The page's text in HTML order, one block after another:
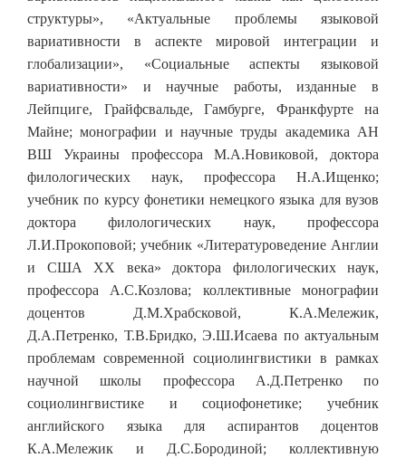
структуры», «Актуальные проблемы языковой
вариативности в аспекте мировой интеграции и
глобализации», «Социальные аспекты языковой
вариативности» и научные работы, изданные в
Лейпциге, Грайфсвальде, Гамбурге, Франкфурте на
Майне; монографии и научные труды академика АН
ВШ Украины профессора М.А.Новиковой, доктора
филологических наук, профессора Н.А.Ищенко;
учебник по курсу фонетики немецкого языка для вузов
доктора филологических наук, профессора
Л.И.Прокоповой; учебник «Литературоведение Англии
и США XX века» доктора филологических наук,
профессора А.С.Козлова; коллективные монографии
доцентов Д.М.Храбсковой, К.А.Мележик,
Д.А.Петренко, Т.В.Бридко, Э.Ш.Исаева по актуальным
проблемам современной социолингвистики в рамках
научной школы профессора А.Д.Петренко по
социолингвистике и социофонетике; учебник
английского языка для аспирантов доцентов
К.А.Мележик и Д.С.Бородиной; коллективную